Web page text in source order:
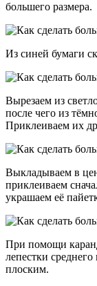
большего размера.
Из синей бумаги
Вырезаем из
после чего из
Приклеиваем их
Выкладываем в
приклеиваем
украшаем её
При помощи
лепестки
плоским.